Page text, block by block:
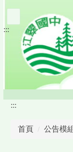
跳
主
:::
:::
首頁 公告模